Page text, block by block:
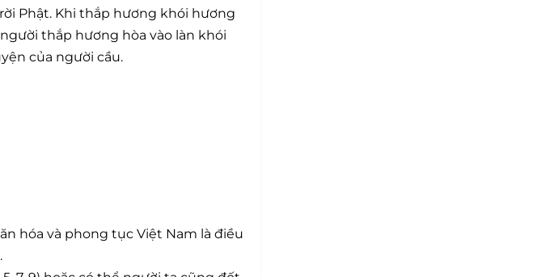
Phật. Khi thắp hương khói hương
thắp hương hòa vào làn khói
của người cầu.
hóa và phong tục Việt Nam là điều